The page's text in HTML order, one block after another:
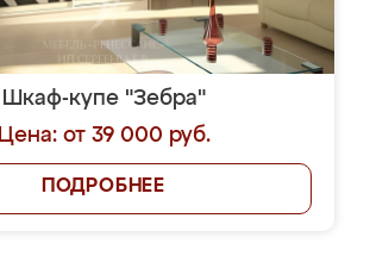
Шкаф-купе "Зебра"
Цена: от 39 000 руб.
ПОДРОБНЕЕ